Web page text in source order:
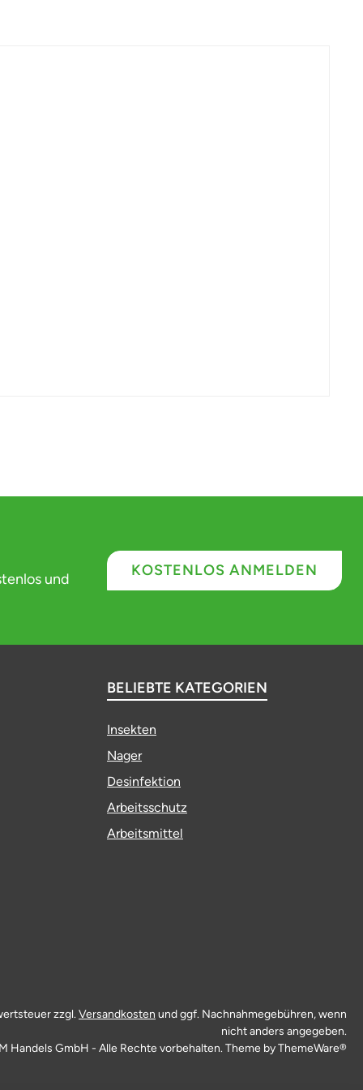
und
KOSTENLOS ANMELDEN
BELIEBTE KATEGORIEN
Insekten
Nager
Desinfektion
Arbeitsschutz
Arbeitsmittel
zzgl. Versandkosten und ggf. Nachnahmegebühren, wenn
nicht anders angegeben.
Handels GmbH - Alle Rechte vorbehalten. Theme byThemeWare®